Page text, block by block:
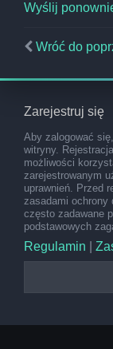
Wyślij
Wróć do
Zarejestruj się
Aby zalogować
witryny.
możliwości
zarejestrowanym
uprawnień. Przed
zasadami ochrony
często zadawane
podstawowych
Regulamin